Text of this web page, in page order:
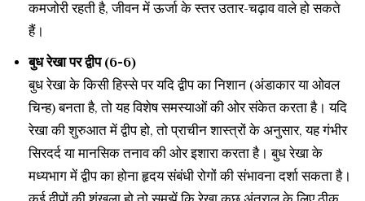
कमजोरी रहती है, जीवन में ऊर्जा के स्तर उतार-चढ़ाव वाले हो सकते
हैं।
बुध रेखा पर द्वीप (6-6)
बुध रेखा के किसी हिस्से पर यदि द्वीप का निशान (अंडाकार या ओवल
चिन्ह) बनता है, तो यह विशेष समस्याओं की ओर संकेत करता है। यदि
रेखा की शुरुआत में द्वीप हो, तो प्राचीन शास्त्रों के अनुसार, यह गंभीर
सिरदर्द या मानसिक तनाव की ओर इशारा करता है। बुध रेखा के
मध्यभाग में द्वीप का होना हृदय संबंधी रोगों की संभावना दर्शा सकता है।